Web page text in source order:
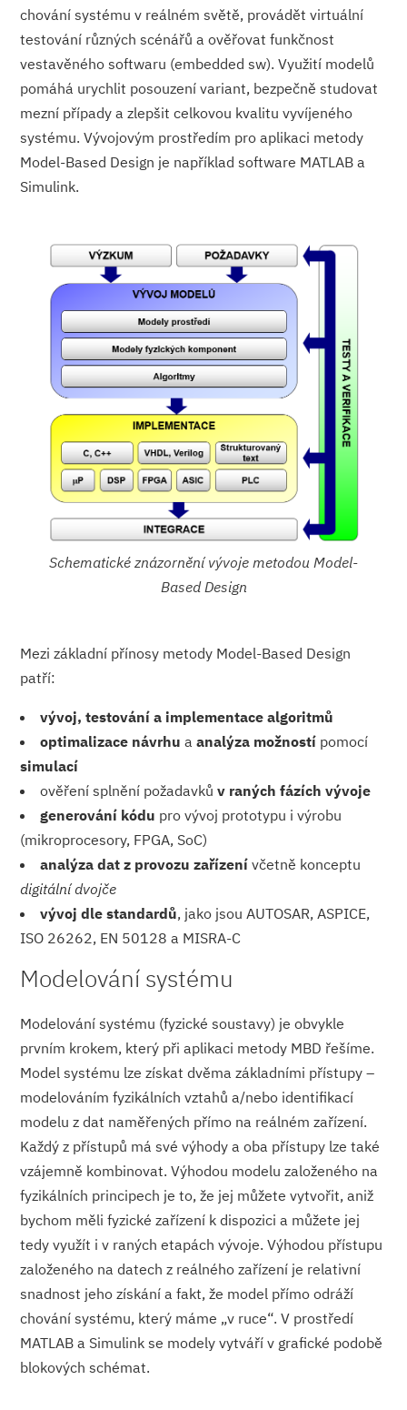
chování systému v reálném světě, provádět virtuální
testování různých scénářů a ověřovat funkčnost
vestavěného softwaru (embedded sw). Využití modelů
pomáhá urychlit posouzení variant, bezpečně studovat
mezní případy a zlepšit celkovou kvalitu vyvíjeného
systému. Vývojovým prostředím pro aplikaci metody
Model-Based Design je například software MATLAB a
Simulink.
Schematické znázornění vývoje metodou Model-
Based Design
Mezi základní přínosy metody Model-Based Design
patří:
vývoj, testování a implementace algoritmů
optimalizace návrhu aanalýza možností pomocí
simulací
ověření splnění požadavkův raných fázích vývoje
generování kódu pro vývoj prototypu i výrobu
(mikroprocesory, FPGA, SoC)
analýza dat z provozu zařízení včetně konceptu
digitální dvojče
vývoj dle standardů, jako jsou AUTOSAR, ASPICE,
ISO 26262, EN 50128 a MISRA-C
Modelování systému
Modelování systému (fyzické soustavy) je obvykle
prvním krokem, který při aplikaci metody MBD řešíme.
Model systému lze získat dvěma základními přístupy –
modelováním fyzikálních vztahů a/nebo identifikací
modelu z dat naměřených přímo na reálném zařízení.
Každý z přístupů má své výhody a oba přístupy lze také
vzájemně kombinovat. Výhodou modelu založeného na
fyzikálních principech je to, že jej můžete vytvořit, aniž
bychom měli fyzické zařízení k dispozici a můžete jej
tedy využít i v raných etapách vývoje. Výhodou přístupu
založeného na datech z reálného zařízení je relativní
snadnost jeho získání a fakt, že model přímo odráží
chování systému, který máme „v ruce“. V prostředí
MATLAB a Simulink se modely vytváří v grafické podobě
blokových schémat.